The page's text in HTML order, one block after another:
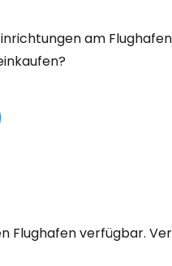
am
Flughafen verfügbar.